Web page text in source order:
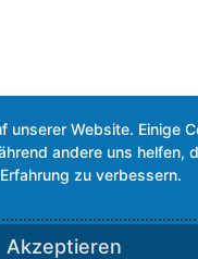
Akzeptieren